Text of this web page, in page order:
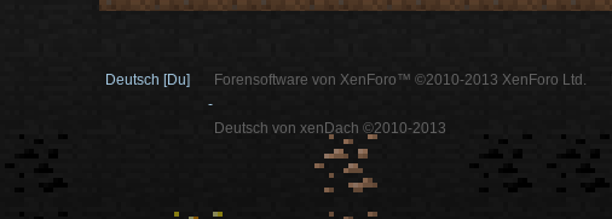
Deutsch [Du]
Forensoftware von XenForo™ ©2010-2013 XenForo Ltd.
-
Deutsch von xenDach ©2010-2013